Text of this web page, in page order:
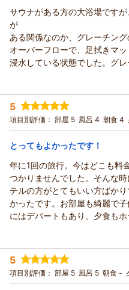
ホテルアベストグランデ高槻 な
ご投稿者様
この度は当ホテルをご利用い
した。
また、お忙しい中、温かいご
更衣室の棚に関する貴重なア
す。
防犯の観点からも、貴重品の
い案内を検討してまいります
駐車場に関しましては、提携
す。
これからも、お客様に心から
くりに努めてまいります。
またのお越しを、スタッフ一
す。
サウナがある方の大浴場です
が
ある関係なのか、グレーチン
オーバーフローで、足拭きマ
浸水している状態でした。グ
この点だけでも、ホテルの印
願い致します。
宿泊時期： 2026年02月宿泊 (出張)
投稿者： クマさんさん
宿泊プラン： 【１５％ＯＦＦ】
ン♪【途中清掃無し】 ☆朝食付き
宿泊価格帯： 12,001～13,000円(大
ホテルアベストグランデ高槻 な
ご投稿者様
この度は当ホテルをご利用
す。
また、大浴場のご利用に際し
水風呂付近の排水状況および
て、
詳細な状況をご報告いただき
せっかくのサウナ付き大浴場
5
項目別評価： 部屋 5 風呂 4 朝食 4
とってもよかったです！
年に1回の旅行。今はどこも料
つかりませんでした。そんな
テルの方がとてもいい方ばか
かったです。お部屋も綺麗で
にはデパートもあり、夕食も
ましたが、子どもたちが疲れ
できました。露天風呂付きの
ちよく何回も入りました。子
めてでとっても喜んでおりま
た。
宿泊時期： 2026年03月宿泊 (家族
投稿者： りこさん
宿泊プラン： 【チェーンホテル特集
ン！ ★朝食付き
ツイン 朝のみ
5
項目別評価： 部屋 5 風呂 5 朝食 -